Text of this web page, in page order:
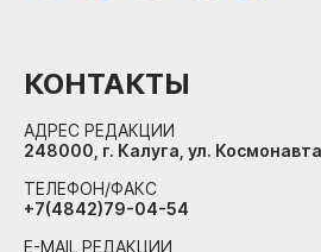
КОНТАКТЫ
АДРЕС РЕДАКЦИИ
248000, г. Калуга, ул.
ТЕЛЕФОН/ФАКС
+7(4842)79-04-54
E-MAIL РЕДАКЦИИ